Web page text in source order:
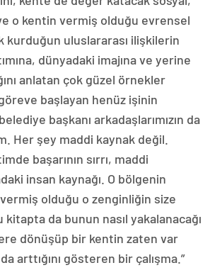
o kentin vermiş olduğu evrensel
kurduğun uluslararası ilişkilerin
dünyadaki imajına ve yerine
anlatan çok güzel örnekler
başlayan henüz işinin
başkanı arkadaşlarımızın da
Her şey maddi kaynak değil.
başarının sırrı, maddi
insan kaynağı. O bölgenin
olduğu o zenginliğin size
kitapta da bunun nasıl yakalanacağı
dönüşüp bir kentin zaten var
arttığını gösteren bir çalışma.”